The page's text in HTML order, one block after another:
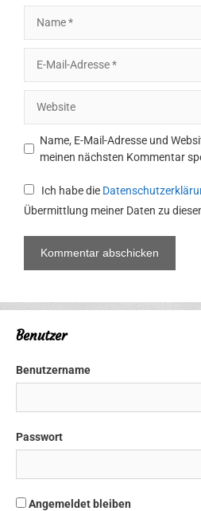
Mail-
Adresse
Name, E-Mail-Adresse und
meinen nächsten Kommentar
Ich habe die
Übermittlung meiner Daten zu
Benutzer
Benutzername
Passwort
Angemeldet bleiben